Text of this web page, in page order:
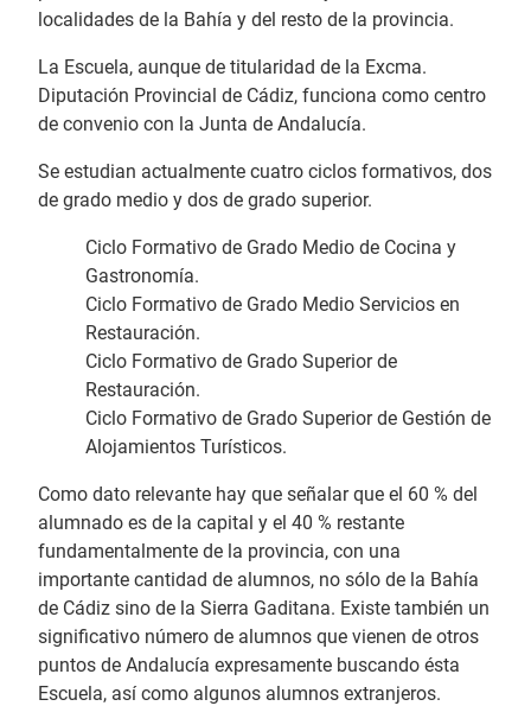
localidades de la Bahía y del resto de la provincia.
La Escuela, aunque de titularidad de la Excma.
Diputación Provincial de Cádiz, funciona como centro
de convenio con la Junta de Andalucía.
Se estudian actualmente cuatro ciclos formativos, dos
de grado medio y dos de grado superior.
Ciclo Formativo de Grado Medio de Cocina y
Gastronomía.
Ciclo Formativo de Grado Medio Servicios en
Restauración.
Ciclo Formativo de Grado Superior de
Restauración.
Ciclo Formativo de Grado Superior de Gestión de
Alojamientos Turísticos.
Como dato relevante hay que señalar que el 60 % del
alumnado es de la capital y el 40 % restante
fundamentalmente de la provincia, con una
importante cantidad de alumnos, no sólo de la Bahía
de Cádiz sino de la Sierra Gaditana. Existe también un
significativo número de alumnos que vienen de otros
puntos de Andalucía expresamente buscando ésta
Escuela, así como algunos alumnos extranjeros.